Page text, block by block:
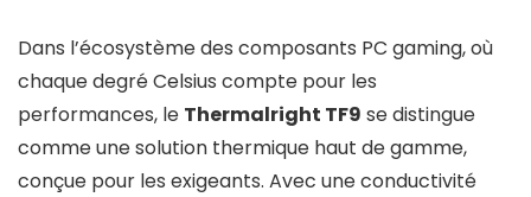
Dans l’écosystème des composants PC gaming, où
chaque degré Celsius compte pour les
performances, le Thermalright TF9 se distingue
comme une solution thermique haut de gamme,
conçue pour les exigeants. Avec une conductivité